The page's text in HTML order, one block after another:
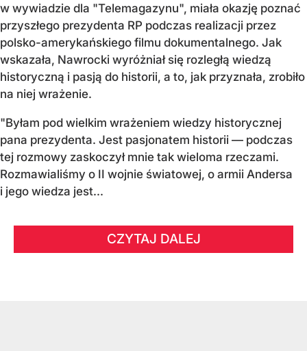
w wywiadzie dla "Telemagazynu", miała okazję poznać
przyszłego prezydenta RP podczas realizacji przez
polsko-amerykańskiego filmu dokumentalnego. Jak
wskazała, Nawrocki wyróżniał się rozległą wiedzą
historyczną i pasją do historii, a to, jak przyznała, zrobiło
na niej wrażenie.
"Byłam pod wielkim wrażeniem wiedzy historycznej
pana prezydenta. Jest pasjonatem historii — podczas
tej rozmowy zaskoczył mnie tak wieloma rzeczami.
Rozmawialiśmy o II wojnie światowej, o armii Andersa
i jego wiedza jest...
CZYTAJ DALEJ